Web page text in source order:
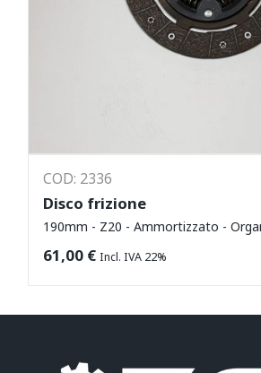
COD: 2336
Disco frizione
190mm - Z20 - Ammortizzato -
61,00 € Incl. IVA 22%